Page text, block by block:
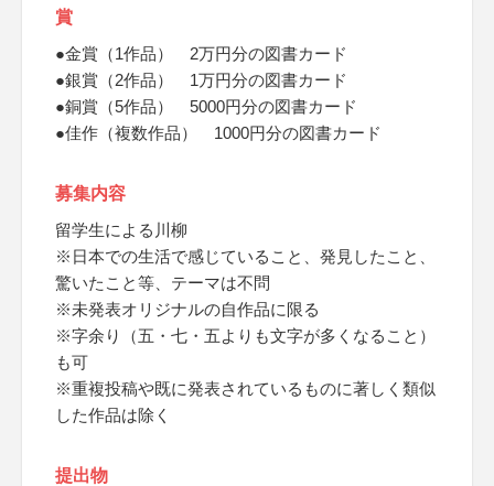
賞
●金賞（1作品） 2万円分の図書カード
●銀賞（2作品） 1万円分の図書カード
●銅賞（5作品） 5000円分の図書カード
●佳作（複数作品） 1000円分の図書カード
募集内容
留学生による川柳
※日本での生活で感じていること、発見したこと、
驚いたこと等、テーマは不問
※未発表オリジナルの自作品に限る
※字余り（五・七・五よりも文字が多くなること）
も可
※重複投稿や既に発表されているものに著しく類似
した作品は除く
提出物